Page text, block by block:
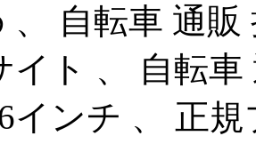
、 自転車 通
イト 、 自転
インチ 、 正